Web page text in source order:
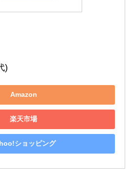
)
Amazon
楽天市場
ショッピング